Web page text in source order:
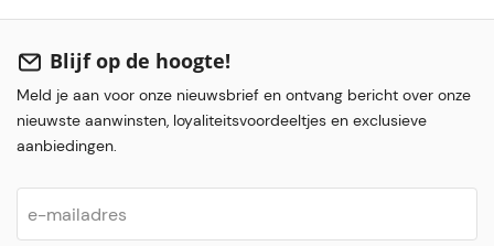
Blijf op de hoogte!
Meld je aan voor onze nieuwsbrief en ontvang bericht over onze
nieuwste aanwinsten, loyaliteitsvoordeeltjes en exclusieve
aanbiedingen.